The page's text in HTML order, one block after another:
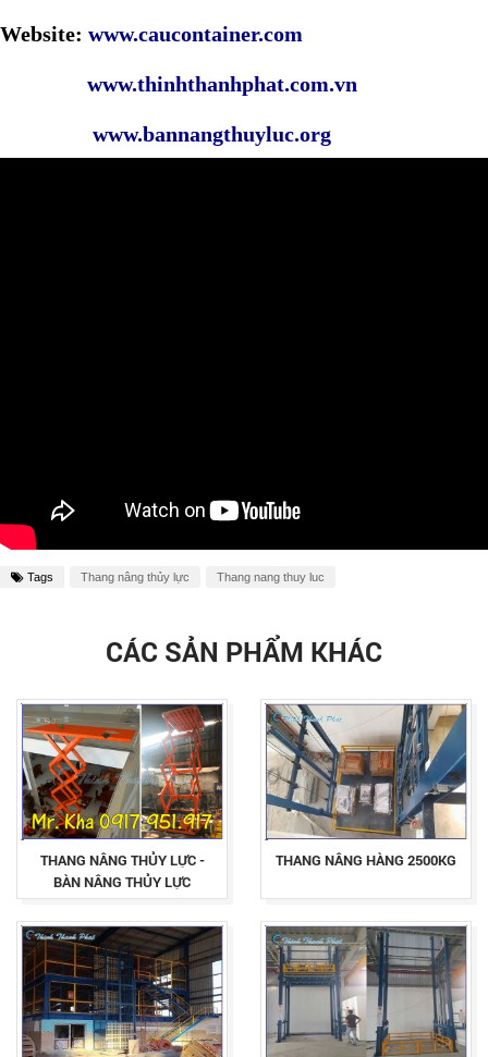
Website: www.caucontainer.com
www.thinhthanhphat.com.vn
www.bannangthuyluc.org
Tags Thang nâng thủy lực Thang nang thuy luc
CÁC SẢN PHẨM KHÁC
THANG NÂNG THỦY LỰC -
BÀN NÂNG THỦY LỰC
THANG NÂNG HÀNG 2500KG